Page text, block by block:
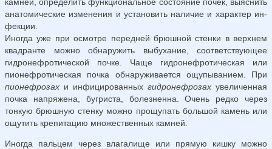
анатомические изменения и установить наличие и характер ин­
фекции.
Иногда уже при осмотре передней брюшной стенки в верхнем
квадранте можно обнаружить выбухание, соответствующее
гидронефротической почке. Чаще гидронефротическая или
пионефротическая почка обнаруживается ощупыванием. При
пионефрозах и инфицированных гидронефрозах увеличенная
почка напряжена, бугриста, болезненна. Очень редко через
тонкую брюшную стенку можно прощупать большой камень или
ощутить крепитацию множественных камней.
Иногда пальцем через влагалище или прямую кишку можно